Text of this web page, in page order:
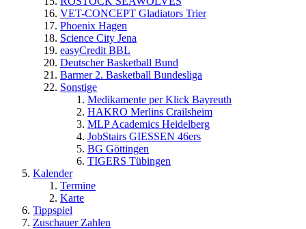
VET-CONCEPT Gladiators Trier
Phoenix Hagen
Science City Jena
easyCredit BBL
Deutscher Basketball Bund
Barmer 2. Basketball Bundesliga
Sonstige
Medikamente per Klick Bayreuth
HAKRO Merlins Crailsheim
MLP Academics Heidelberg
JobStairs GIESSEN 46ers
BG Göttingen
TIGERS Tübingen
Kalender
Termine
Karte
Tippspiel
Zuschauer Zahlen